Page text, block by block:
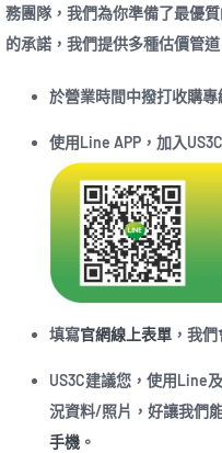
最新資訊
務團隊，我們為你準備了最優質
的承諾，我們提供多種估價管
於營業時間中撥打收購專
使用Line APP，加入
填寫官網線上表單 ，我
US3C建議您，使用Line
況資料/照片，好讓我們
手機 。